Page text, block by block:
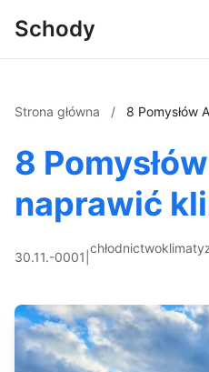
Schody
Strona główna / 8 Pomysłów
8
naprawić
30.11.-0001
chłodnictwo